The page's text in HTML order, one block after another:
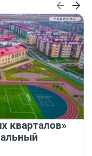
кварталов»